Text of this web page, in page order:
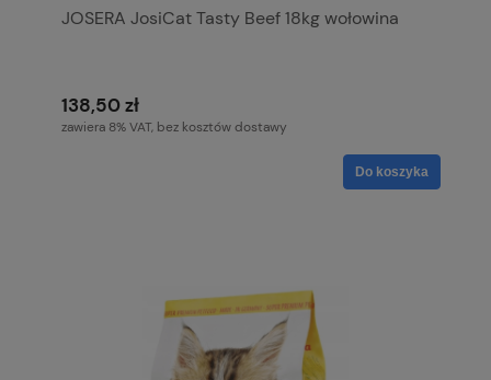
JOSERA JosiCat Tasty Beef 18kg wołowina
138,50 zł
zawiera 8% VAT, bez kosztów dostawy
Do koszyka